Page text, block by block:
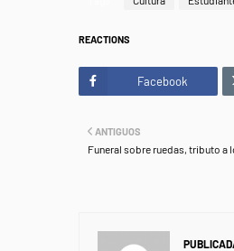
REACTIONS
Facebook
ANTIGUOS
Funeral sobre ruedas, tributo a